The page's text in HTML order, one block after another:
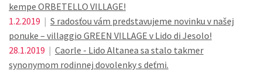
kempe ORBETELLO VILLAGE!
1.2.2019 | S radosťou vám predstavujeme novinku v našej
ponuke – villaggio GREEN VILLAGE v Lido di Jesolo!
28.1.2019 | Caorle - Lido Altanea sa stalo takmer
synonymom rodinnej dovolenky s deťmi.